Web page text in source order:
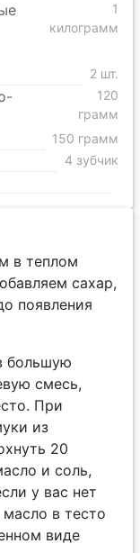
1
килограмм
2 шт.
120
грамм
150 грамм
4 зубчик
в теплом
сахар,
появления
большую
смесь,
При
из
20
и соль,
у вас нет
в тесто
виде